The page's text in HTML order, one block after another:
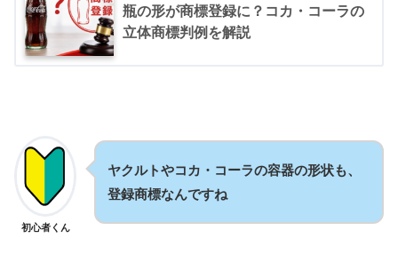
瓶の形が商標登録に？コカ・コーラの
立体商標判例を解説
初心者くん
ヤクルトやコカ・コーラの容器の形状も、
登録商標なんですね